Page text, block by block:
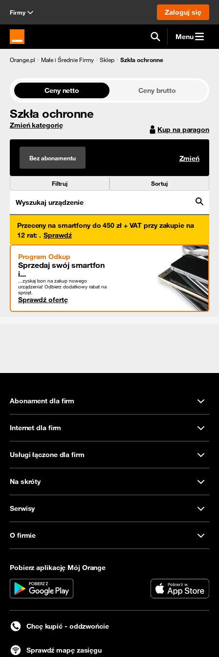
Firmy Zaloguj się
Strona główna Orange.pl Menu
Orange.pl Małe i Średnie Firmy Sklep Szkła ochronne
Ceny netto Ceny brutto
Szkła ochronne
Zmień kategorię Kup na paragon
Bez abonamentu Zmień
Filtruj Sortuj
Wyszukaj urządzenie
Przeceny na smartfony do 450 zł + VAT przy zakupie na
12 rat: . Sprawdź
Program Odkup
Sprzedaj swój smartfon
i...
...zyskaj bon na zakup nowego
urządzenia! Odbierz dodatkowy rabat na
sprzęt.
Sprawdź ofertę
Abonament dla firm
Internet dla firm
Usługi łączone dla firm
Na skróty
Serwisy
O firmie
Pobierz aplikację Mój Orange
Chcę kupić - oddzwońcie
Sprawdź mapę zasięgu